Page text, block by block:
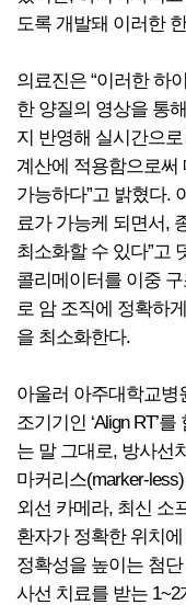
도록 개발돼 이러한
의료진은 “이러한 하
한 양질의 영상을 통
지 반영해 실시간으
계산에 적용함으로써
가능하다”고 밝혔다.
료가 가능케 되면서,
최소화할 수 있다”고
콜리메이터를 이중
로 암 조직에 정확하
을 최소화한다.
아울러 아주대학교병
조기기인 ‘Align RT’
는 말 그대로, 방사선
마커리스(marker-
외선 카메라, 최신 소
환자가 정확한 위치
정확성을 높이는 첨
사선 치료를 받는